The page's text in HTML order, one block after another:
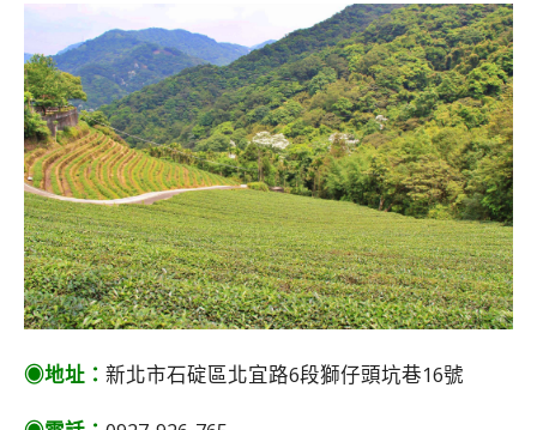
◉地址： 新北市石碇區北宜路6段獅仔頭坑巷16號